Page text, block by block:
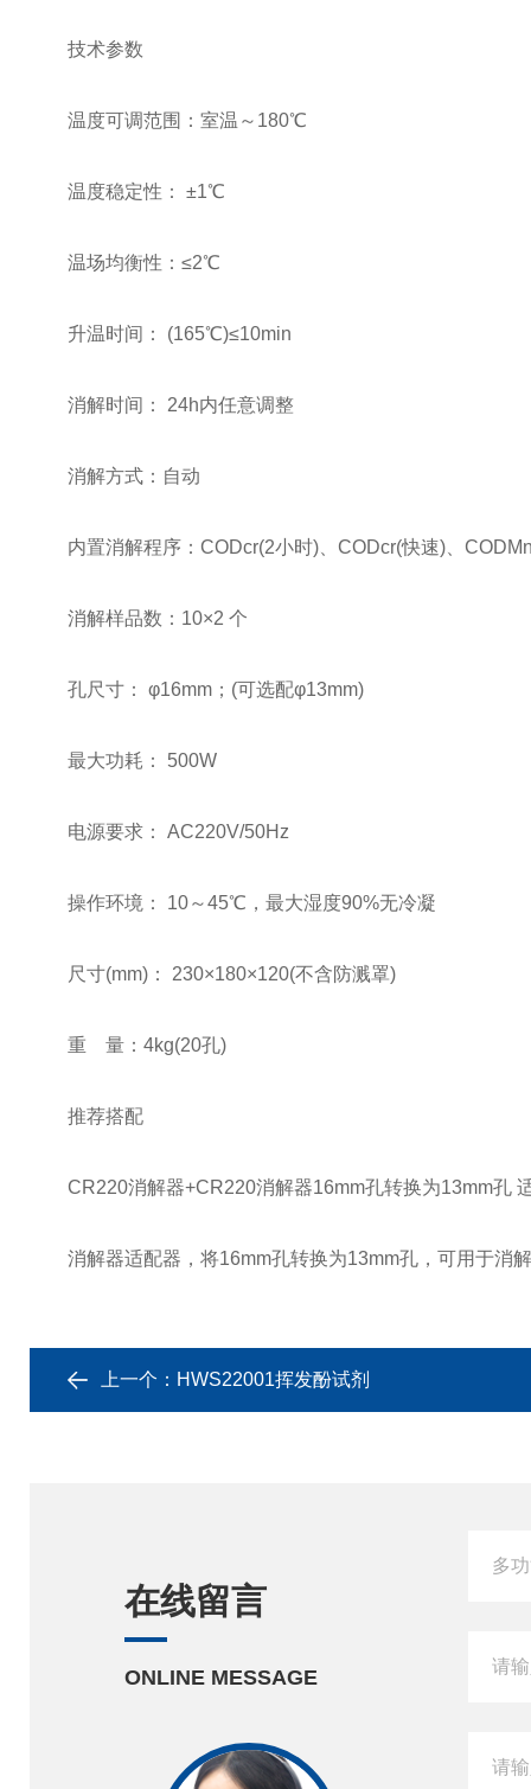
技术参数
温度可调范围：室温～180℃
温度稳定性： ±1℃
温场均衡性：≤2℃
升温时间： (165℃)≤10min
消解时间： 24h内任意调整
消解方式：自动
内置消解程序：CODcr(2小时)、CODcr(快速)、
消解样品数：10×2 个
孔尺寸： φ16mm；(可选配φ13mm)
最大功耗： 500W
电源要求： AC220V/50Hz
操作环境： 10～45℃，最大湿度90%无冷凝
尺寸(mm)： 230×180×120(不含防溅罩)
重 量：4kg(20孔)
推荐搭配
CR220消解器+CR220消解器16mm孔转换为13mm孔
消解器适配器，将16mm孔转换为13mm孔，可用于消
上一个： HWS22001挥发酚试剂
在线留言
ONLINE MESSAGE